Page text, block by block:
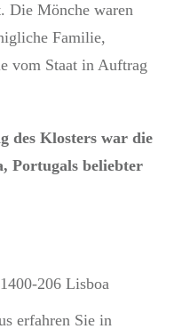
Die Mönche waren
Familie,
vom Staat in Auftrag
des Klosters war die
Portugals beliebter
206 Lisboa
erfahren Sie in